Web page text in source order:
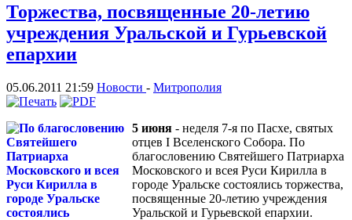
Торжества, посвященные 20-летию
учреждения Уральской и Гурьевской
епархии
05.06.2011 21:59 Новости - Митрополия
5 июня - неделя 7-я по Пасхе, святых
отцев I Вселенского Собора. По
благословению Святейшего Патриарха
Московского и всея Руси Кирилла в
городе Уральске состоялись торжества,
посвященные 20-летию учреждения
Уральской и Гурьевской епархии.